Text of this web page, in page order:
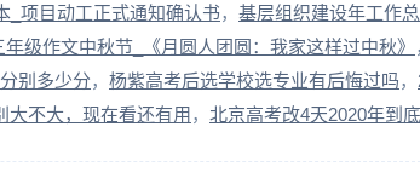
_项目动工正式通知确认书
基层组织建设年工作
年级作文中秋节_《月圆人团圆：我家这样过中秋》
别多少分 杨紫高考后选学校选专业有后悔过吗
大不大，现在看还有用 北京高考改4天2020年到